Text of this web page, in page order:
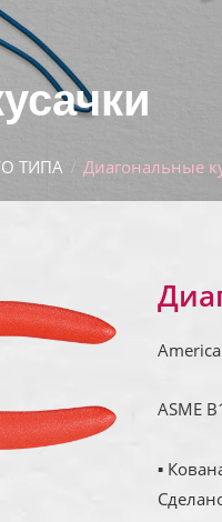
ТИПА Диагональные
ASME
▪